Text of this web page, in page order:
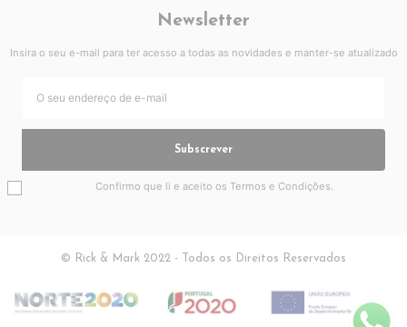
Newsletter
Insira o seu e-mail para ter acesso a todas as novidades e manter-se atualizado
Subscrever
Confirmo que li e aceito os Termos e Condições.
© Rick & Mark 2022 - Todos os Direitos Reservados